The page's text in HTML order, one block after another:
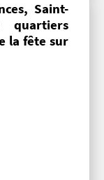
Saint-
quartiers
la fête sur